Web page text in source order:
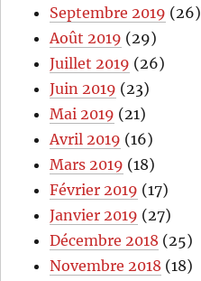
Septembre 2019 (26)
Août 2019 (29)
Juillet 2019 (26)
Juin 2019 (23)
Mai 2019 (21)
Avril 2019 (16)
Mars 2019 (18)
Février 2019 (17)
Janvier 2019 (27)
Décembre 2018 (25)
Novembre 2018 (18)